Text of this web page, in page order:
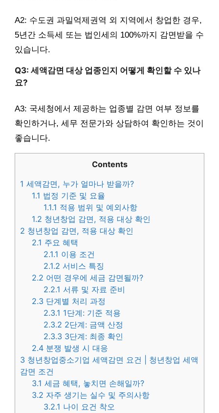
A2: 수도권 과밀억제권역 외 지역에서 창업한 경우,
5년간 소득세 또는 법인세의 100%까지 감면받을 수
있습니다.
Q3: 세액감면 대상 업종인지 어떻게 확인할 수 있나
요?
A3: 국세청에서 제공하는 업종별 감면 여부 정보를
확인하거나, 세무 전문가와 상담하여 확인하는 것이
좋습니다.
Contents
1 세액감면, 누가 얼마나 받을까?
1.1 법정 기준 및 요율
1.1.1 적용 범위 및 예외사항
1.2 청년창업 감면, 적용 대상 확인
2 청년창업 감면, 적용 대상 확인
2.1 주요 혜택
2.1.1 이용 조건
2.1.2 서비스 특징
2.2 어떤 경우에 세금 감면될까?
2.2.1 서류 및 자료 준비
2.3 단계별 처리 과정
2.3.1 1단계: 기준 적용
2.3.2 2단계: 금액 산정
2.3.3 3단계: 최종 확인
2.4 분쟁 발생 시 대응
3 청년창업중소기업 세액감면 요건 | 청년창업 세액
감면 조건
3.1 세금 혜택, 놓치면 손해일까?
3.2 자주 생기는 실수 및 주의사항
3.2.1 나이 요건 착오